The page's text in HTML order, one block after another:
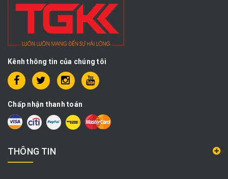
Kênh thông tin của chúng tôi
Chấp nhận thanh toán
THÔNG TIN